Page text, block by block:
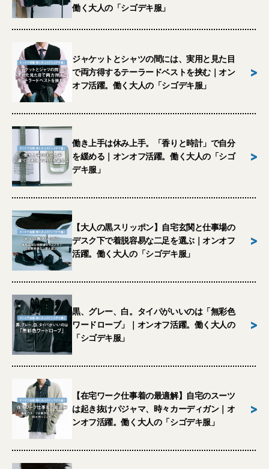
働く大人の「シゴデキ服」
ジャケットとシャツの間には、実用と見た目
で両方得するテーラードベストを挟む｜オン
オフ活躍。働く大人の「シゴデキ服」
>
働き上手は休み上手。「香りと時計」で自分
を緩める｜オンオフ活躍。働く大人の「シゴ
デキ服」
>
【大人の黒スリッポン】自宅玄関と仕事場の
デスク下で着脱容易な二足を選ぶ｜オンオフ
活躍。働く大人の「シゴデキ服」
>
黒、グレー、白。タイパがいいのは「無彩色
ワードローブ」｜オンオフ活躍。働く大人の
「シゴデキ服」
>
【在宅ワーク仕事着の最適解】自宅のスーツ
は起き抜けパジャマ、時々カーディガン｜オ
ンオフ活躍。働く大人の「シゴデキ服」
>